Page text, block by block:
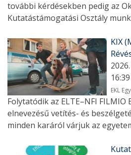
további kérdésekben pedig az
Kutatástámogatási Osztály
KIX
16:39
EKL
Folytatódik az ELTE–NFI FILMIO
elnevezésű vetítés- és
minden karáról várjuk az